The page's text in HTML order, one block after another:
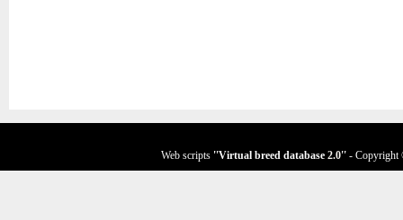
Web scripts ''Virtual breed database 2.0'' - Copyright